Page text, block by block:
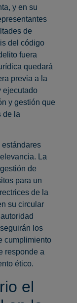
y en su
de
del código
fuera
quedará
previa a la
ejecutado
y gestión que
de la
estándares
La
de
para un
de la
su circular
los
cumplimiento
responde a
ético.
el